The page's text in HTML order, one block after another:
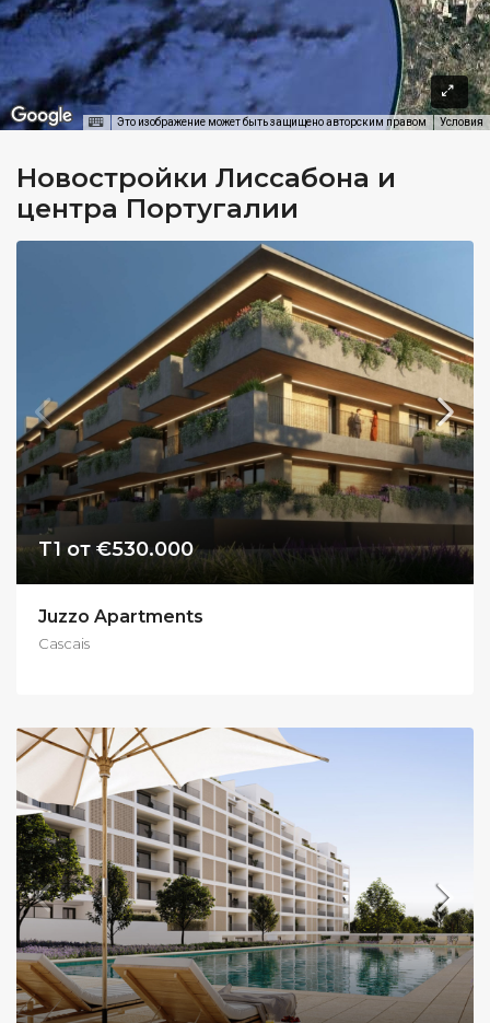
Это изображение может быть защищено авторским правом Условия
Новостройки Лиссабона и
центра Португалии
T1 от €530.000
Juzzo Apartments
Cascais